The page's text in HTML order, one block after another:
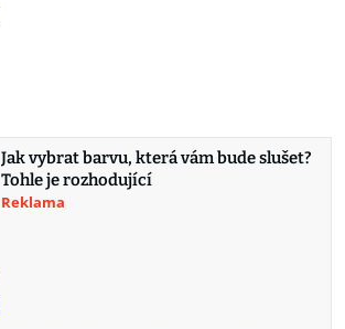
Jak vybrat barvu, která vám bude slušet?
Tohle je rozhodující
Reklama